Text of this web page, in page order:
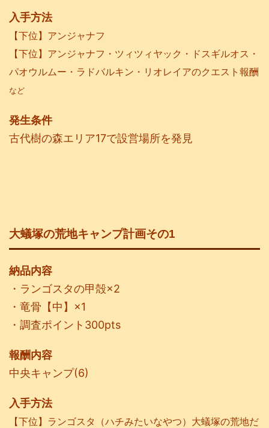
入手方法
【下位】アンジャナフ
【下位】アンジャナフ・ツィツィヤック・ドスギルオス・
パオウルムー・ラドバルキン・リオレイアのクエスト報酬
など
発生条件
古代樹の森エリア17で設営場所を発見
大蟻塚の荒地キャンプ計画その1
納品内容
・ランゴスタの甲殻×2
・竜骨【中】×1
・調査ポイント300pts
報酬内容
中央キャンプ(6)
入手方法
【下位】ランゴスタ（ハチみたいなやつ）大蟻塚の荒地だ